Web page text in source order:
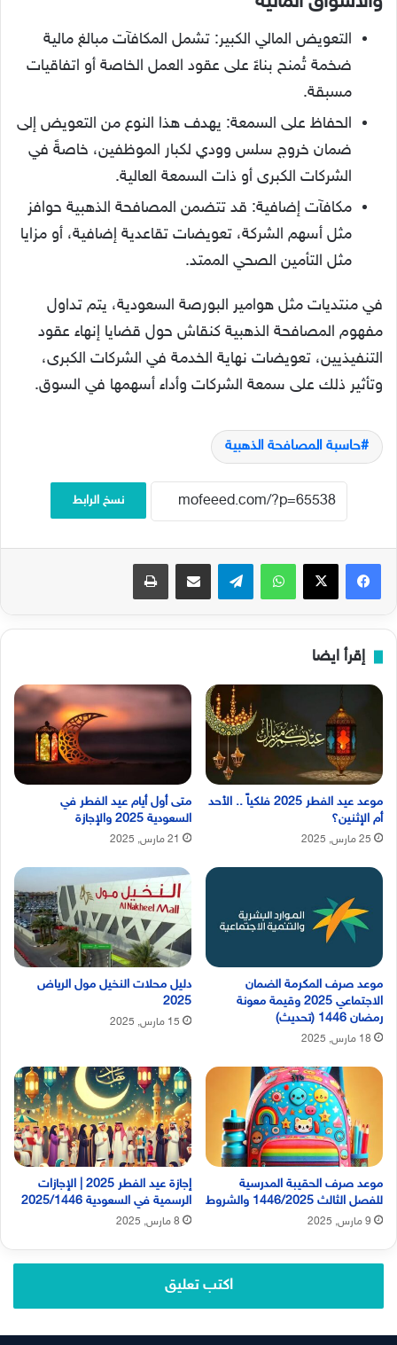
التعويض المالي الكبير: تشمل المكافآت مبالغ مالية
ضخمة تُمنح بناءً على عقود العمل الخاصة أو اتفاقيات
مسبقة.
الحفاظ على السمعة: يهدف هذا النوع من التعويض إلى
ضمان خروج سلس وودي لكبار الموظفين، خاصةً في
الشركات الكبرى أو ذات السمعة العالية.
مكافآت إضافية: قد تتضمن المصافحة الذهبية حوافز
مثل أسهم الشركة، تعويضات تقاعدية إضافية، أو مزايا
مثل التأمين الصحي الممتد.
في منتديات مثل هوامير البورصة السعودية، يتم تداول
مفهوم المصافحة الذهبية كنقاش حول قضايا إنهاء عقود
التنفيذيين، تعويضات نهاية الخدمة في الشركات الكبرى،
وتأثير ذلك على سمعة الشركات وأداء أسهمها في السوق.
حاسبة المصافحة الذهبية
نسخ الرابط
فيسبوك‫X واتساب تيلقرام مشاركة عبر البريد طباعة
إقرأ ايضا
موعد عيد الفطر 2025 فلكياً .. الأحد
أم الإثنين؟
25 مارس, 2025
متى أول أيام عيد الفطر في
السعودية 2025 والإجازة
21 مارس, 2025
موعد صرف المكرمة الضمان
الاجتماعي 2025 وقيمة معونة
رمضان 1446 (تحديث)
18 مارس, 2025
دليل محلات النخيل مول الرياض
2025
15 مارس, 2025
موعد صرف الحقيبة المدرسية
للفصل الثالث 1446/2025 والشروط
9 مارس, 2025
إجازة عيد الفطر 2025 | الإجازات
الرسمية في السعودية 2025/1446
8 مارس, 2025
اكتب تعليق